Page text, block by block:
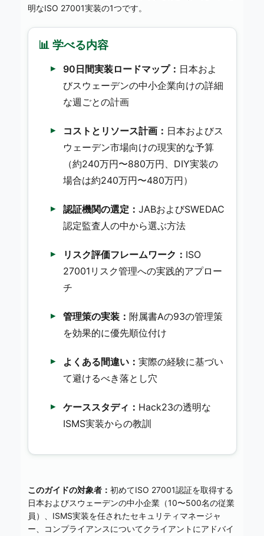
明なISO 27001実装の1つです。
📊 学べる内容
90日間実装ロードマップ： 日本およ
びスウェーデンの中小企業向けの詳細
な週ごとの計画
コストとリソース計画： 日本およびス
ウェーデン市場向けの現実的な予算
（約240万円〜880万円、DIY実装の
場合は約240万円〜480万円）
認証機関の選定： JABおよびSWEDAC
認定監査人の中から選ぶ方法
リスク評価フレームワーク： ISO
27001リスク管理への実践的アプロー
チ
管理策の実装： 附属書Aの93の管理策
を効果的に優先順位付け
よくある間違い： 実際の経験に基づい
て避けるべき落とし穴
ケーススタディ： Hack23の透明な
ISMS実装からの教訓
このガイドの対象者： 初めてISO 27001認証を取得する
日本およびスウェーデンの中小企業（10〜500名の従業
員）、ISMS実装を任されたセキュリティマネージャ
ー、コンプライアンスについてクライアントにアドバイ